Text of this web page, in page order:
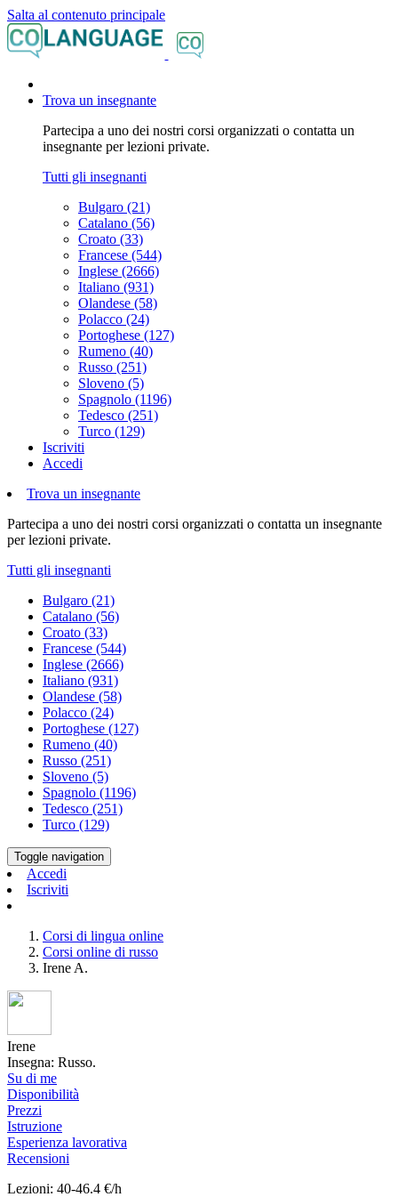
Salta al contenuto principale
Trova un insegnante
Partecipa a uno dei nostri corsi organizzati o contatta un
insegnante per lezioni private.
Tutti gli insegnanti
Bulgaro (21)
Catalano (56)
Croato (33)
Francese (544)
Inglese (2666)
Italiano (931)
Olandese (58)
Polacco (24)
Portoghese (127)
Rumeno (40)
Russo (251)
Sloveno (5)
Spagnolo (1196)
Tedesco (251)
Turco (129)
Iscriviti
Accedi
Trova un insegnante
Partecipa a uno dei nostri corsi organizzati o contatta un insegnante
per lezioni private.
Tutti gli insegnanti
Bulgaro (21)
Catalano (56)
Croato (33)
Francese (544)
Inglese (2666)
Italiano (931)
Olandese (58)
Polacco (24)
Portoghese (127)
Rumeno (40)
Russo (251)
Sloveno (5)
Spagnolo (1196)
Tedesco (251)
Turco (129)
Toggle navigation
Accedi
Iscriviti
Corsi di lingua online
Corsi online di russo
Irene A.
Irene
Insegna: Russo.
Su di me
Disponibilità
Prezzi
Istruzione
Esperienza lavorativa
Recensioni
Lezioni: 40-46.4 €/h